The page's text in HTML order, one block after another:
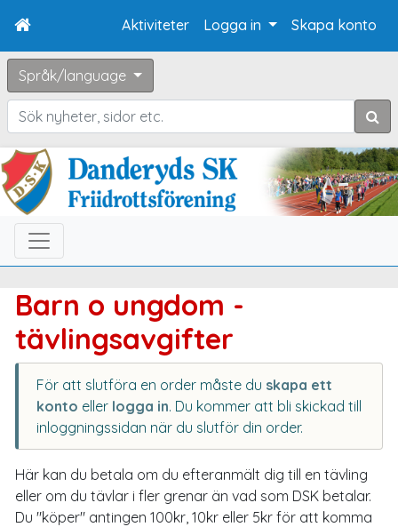
Aktiviteter Logga in Skapa konto
Språk/language
Sök
Barn o ungdom -
tävlingsavgifter
För att slutföra en order måste du skapa ett
konto eller logga in. Du kommer att bli skickad till
inloggningssidan när du slutför din order.
Här kan du betala om du efteranmält dig till en tävling
eller om du tävlar i fler grenar än vad som DSK betalar.
Du "köper" antingen 100kr, 10kr eller 5kr för att komma